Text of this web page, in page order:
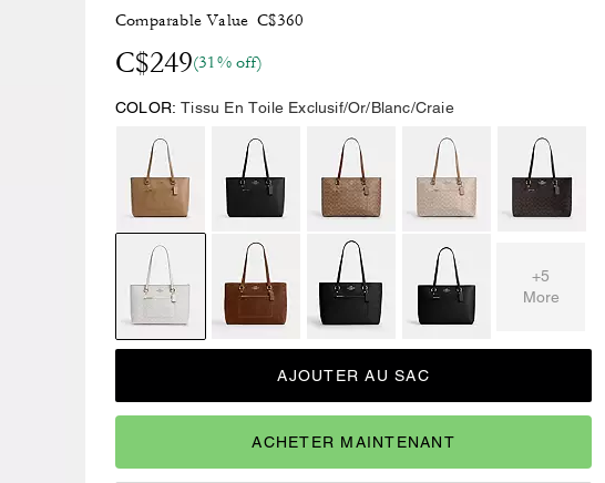
Comparable Value C$360
C$249(31% off)
COLOR: Tissu En Toile Exclusif/Or/Blanc/Craie
+5
More
AJOUTER AU SAC
ACHETER MAINTENANT